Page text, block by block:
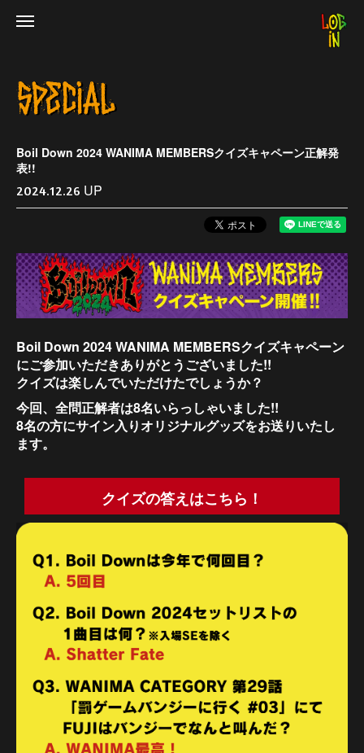
Boil Down 2024 WANIMA MEMBERSクイズキャペーン正解発
表!!
2024.12.26 UP
Boil Down 2024 WANIMA MEMBERSクイズキャペーン
にご参加いただきありがとうございました!!
クイズは楽しんでいただけたでしょうか？
今回、全問正解者は8名いらっしゃいました!!
8名の方にサイン入りオリジナルグッズをお送りいたし
ます。
クイズの答えはこちら！